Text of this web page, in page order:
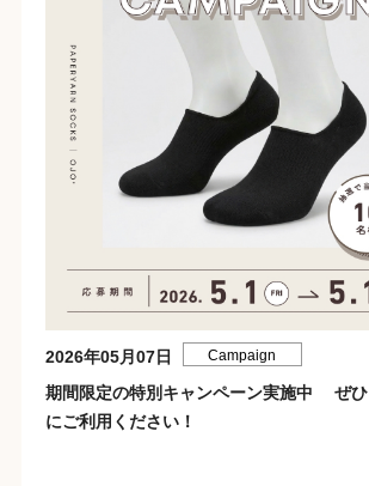
2026年05月07日 Campaign
期間限定の特別キャンペーン実施中 ぜ
にご利用ください！